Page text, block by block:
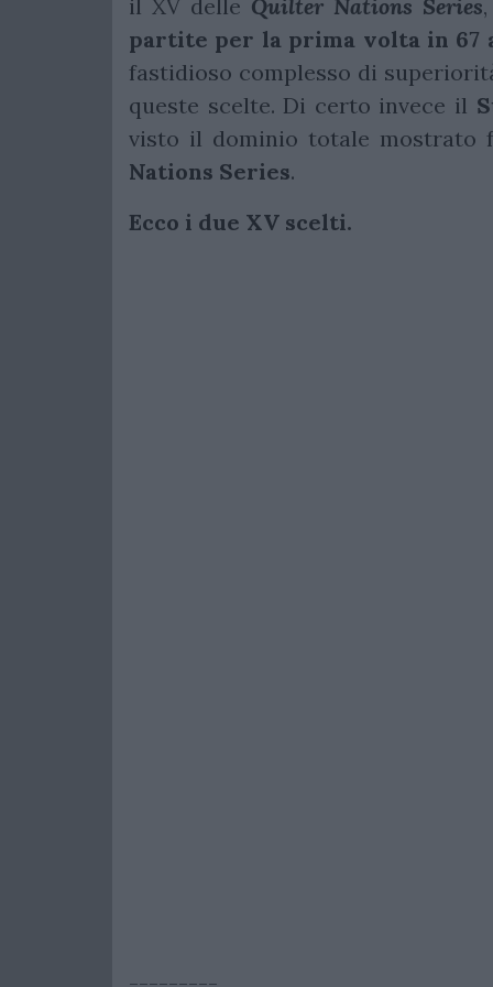
il XV delle Quilter Nations Series
partite per la prima volta in 67
fastidioso complesso di
queste scelte. Di certo invece il
visto il dominio totale mostrato
Nations Series.
Ecco i due XV scelti.